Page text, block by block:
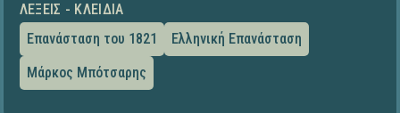
ΛΈΞΕΙΣ - ΚΛΕΙΔΙΆ
Επανάσταση του 1821
Ελληνική Επανάσταση
Μάρκος Μπότσαρης